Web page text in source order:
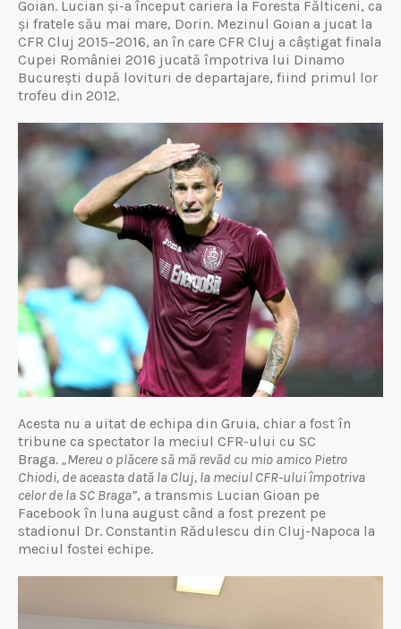
Goian. Lucian și-a început cariera la Foresta Fălticeni, ca
și fratele său mai mare, Dorin. Mezinul Goian a jucat la
CFR Cluj 2015–2016, an în care CFR Cluj a câștigat finala
Cupei României 2016 jucată împotriva lui Dinamo
București după lovituri de departajare, fiind primul lor
trofeu din 2012.
Acesta nu a uitat de echipa din Gruia, chiar a fost în
tribune ca spectator la meciul CFR-ului cu SC
Braga. „Mereu o plăcere să mă revăd cu mio amico Pietro
Chiodi, de aceasta dată la Cluj, la meciul CFR-ului împotriva
celor de la SC Braga”, a transmis Lucian Gioan pe
Facebook în luna august când a fost prezent pe
stadionul Dr. Constantin Rădulescu din Cluj-Napoca la
meciul fostei echipe.